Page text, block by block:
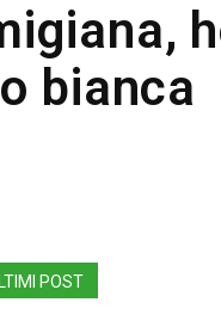
bianca
POST